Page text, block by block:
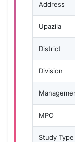
Address
Upazila
District
Division
MPO
Study Type